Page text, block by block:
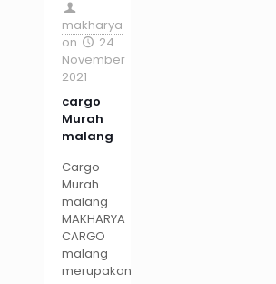
makharya
on
24
November
2021
cargo
Murah
malang
Cargo
Murah
malang
MAKHARYA
CARGO
malang
merupakan